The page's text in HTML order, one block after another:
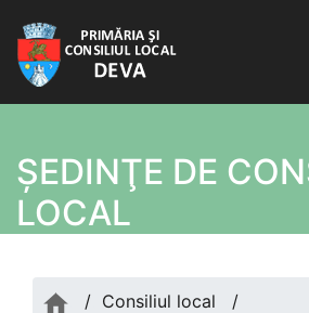
ŞEDINŢE DE
LOCAL
/ Consiliul local
/